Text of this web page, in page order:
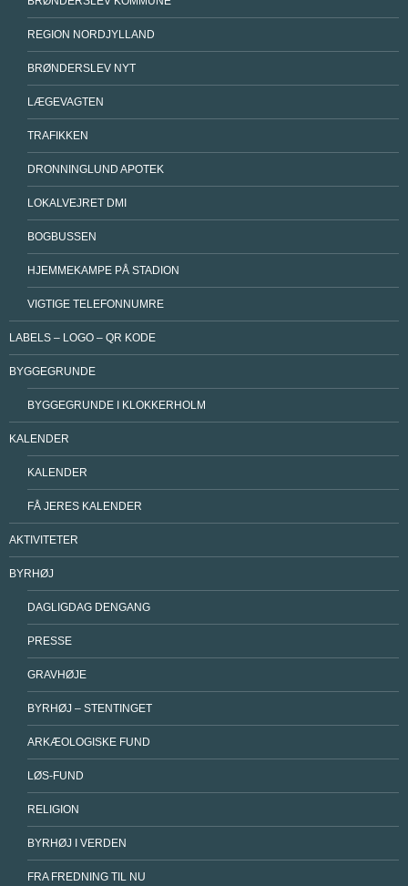
REGION NORDJYLLAND
BRØNDERSLEV NYT
LÆGEVAGTEN
TRAFIKKEN
DRONNINGLUND APOTEK
LOKALVEJRET DMI
BOGBUSSEN
HJEMMEKAMPE PÅ STADION
VIGTIGE TELEFONNUMRE
LABELS – LOGO – QR KODE
BYGGEGRUNDE
BYGGEGRUNDE I KLOKKERHOLM
KALENDER
KALENDER
FÅ JERES KALENDER
AKTIVITETER
BYRHØJ
DAGLIGDAG DENGANG
PRESSE
GRAVHØJE
BYRHØJ – STENTINGET
ARKÆOLOGISKE FUND
LØS-FUND
RELIGION
BYRHØJ I VERDEN
FRA FREDNING TIL NU